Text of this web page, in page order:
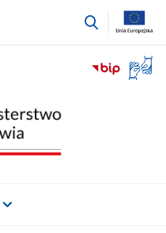
przejdź
okno